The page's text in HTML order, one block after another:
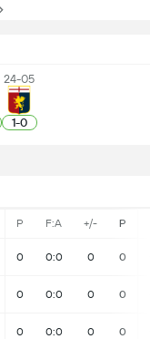
24-05
1-0
P F:A +/- P
0 0:0 0 0
0 0:0 0 0
0 0:0 0 0